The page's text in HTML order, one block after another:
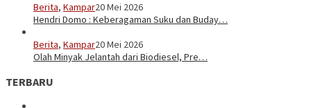
Berita, Kampar20 Mei 2026
Hendri Domo : Keberagaman Suku dan Buday…
Berita, Kampar20 Mei 2026
Olah Minyak Jelantah dari Biodiesel, Pre…
TERBARU